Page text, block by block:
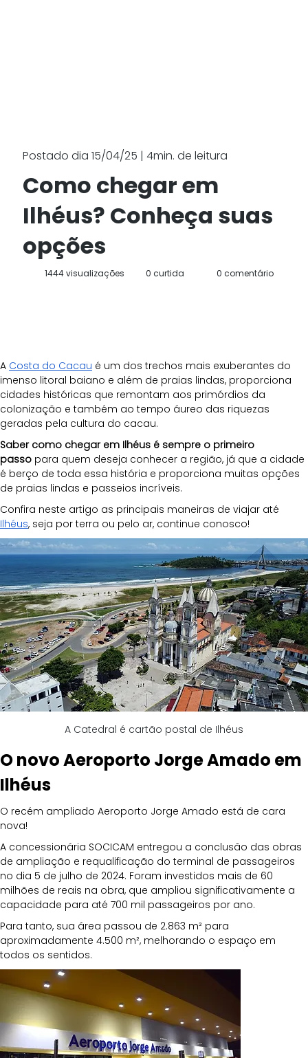
Postado dia 15/04/25 | 4min. de leitura
Como chegar em
Ilhéus? Conheça suas
opções
0 comentário
0 curtida
1444 visualizações
A Costa do Cacau é um dos trechos mais exuberantes do
imenso litoral baiano e além de praias lindas, proporciona
cidades históricas que remontam aos primórdios da
colonização e também ao tempo áureo das riquezas
geradas pela cultura do cacau.
Saber como chegar em Ilhéus é sempre o primeiro
passo para quem deseja conhecer a região, já que a cidade
é berço de toda essa história e proporciona muitas opções
de praias lindas e passeios incríveis.
Confira neste artigo as principais maneiras de viajar até
Ilhéus, seja por terra ou pelo ar, continue conosco!
A Catedral é cartão postal de Ilhéus
O novo Aeroporto Jorge Amado em
Ilhéus
O recém ampliado Aeroporto Jorge Amado está de cara
nova!
A concessionária SOCICAM entregou a conclusão das obras
de ampliação e requalificação do terminal de passageiros
no dia 5 de julho de 2024. Foram investidos mais de 60
milhões de reais na obra, que ampliou significativamente a
capacidade para até 700 mil passageiros por ano.
Para tanto, sua área passou de 2.863 m² para
aproximadamente 4.500 m², melhorando o espaço em
todos os sentidos.